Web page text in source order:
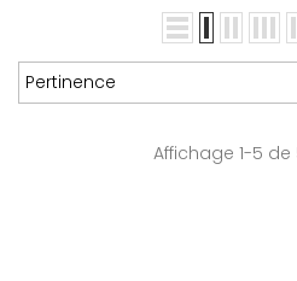
Pertinence
Affichage 1-5